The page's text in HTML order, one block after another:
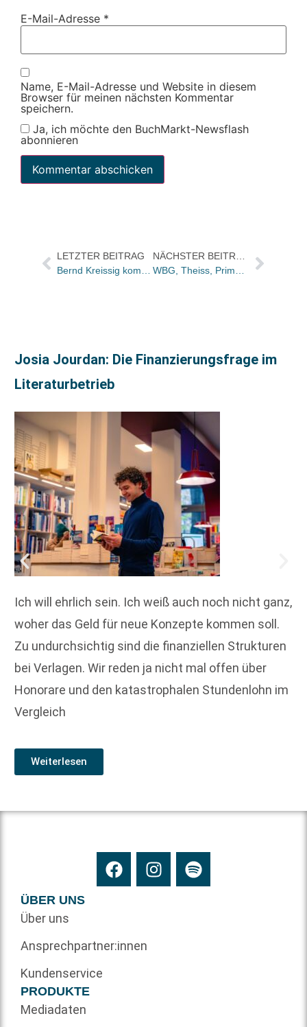
E-Mail-Adresse *
Name, E-Mail-Adresse und Website in diesem
Browser für meinen nächsten Kommentar
speichern.
Ja, ich möchte den BuchMarkt-Newsflash
abonnieren
LETZTER BEITRAG
Josia Jourdan: Die Finanzierungsfrage im
Literaturbetrieb
Ich will ehrlich sein. Ich weiß auch noch nicht ganz,
woher das Geld für neue Konzepte kommen soll.
Zu undurchsichtig sind die finanziellen Strukturen
bei Verlagen. Wir reden ja nicht mal offen über
Honorare und den katastrophalen Stundenlohn im
Vergleich
Weiterlesen
ÜBER UNS
Über uns
Ansprechpartner:innen
Kundenservice
PRODUKTE
Mediadaten